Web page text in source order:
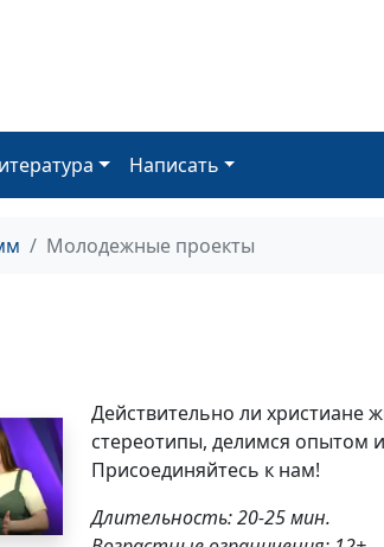
Написать
Молодежные проекты
Действительно ли христиане
стереотипы, делимся опытом
Присоединяйтесь к нам!
Длительность: 20-25 мин.